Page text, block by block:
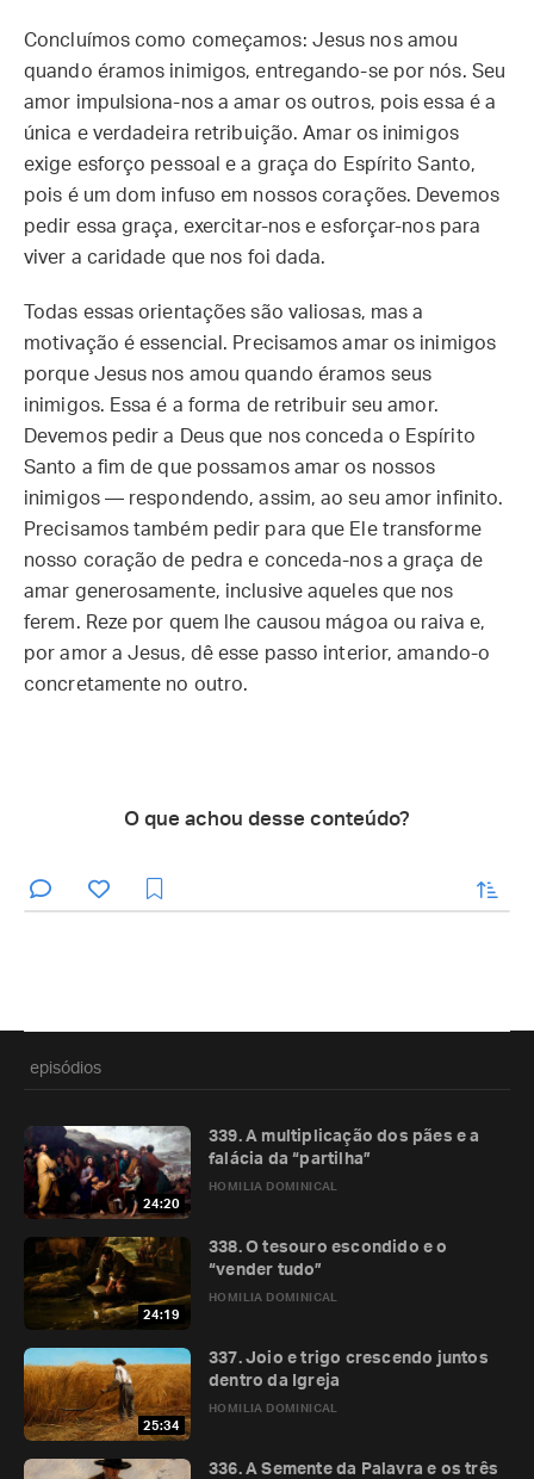
Concluímos como começamos: Jesus nos amou
quando éramos inimigos, entregando-se por nós. Seu
amor impulsiona-nos a amar os outros, pois essa é a
única e verdadeira retribuição. Amar os inimigos
exige esforço pessoal e a graça do Espírito Santo,
pois é um dom infuso em nossos corações. Devemos
pedir essa graça, exercitar-nos e esforçar-nos para
viver a caridade que nos foi dada.
Todas essas orientações são valiosas, mas a
motivação é essencial. Precisamos amar os inimigos
porque Jesus nos amou quando éramos seus
inimigos. Essa é a forma de retribuir seu amor.
Devemos pedir a Deus que nos conceda o Espírito
Santo a fim de que possamos amar os nossos
inimigos — respondendo, assim, ao seu amor infinito.
Precisamos também pedir para que Ele transforme
nosso coração de pedra e conceda-nos a graça de
amar generosamente, inclusive aqueles que nos
ferem. Reze por quem lhe causou mágoa ou raiva e,
por amor a Jesus, dê esse passo interior, amando-o
concretamente no outro.
O que achou desse conteúdo?
enviar
episódios
24:20
HOMILIA DOMINICAL
339. A multiplicação dos pães e a
falácia da “partilha”
24:19
HOMILIA DOMINICAL
338. O tesouro escondido e o
“vender tudo”
25:34
HOMILIA DOMINICAL
337. Joio e trigo crescendo juntos
dentro da Igreja
336. A Semente da Palavra e os três